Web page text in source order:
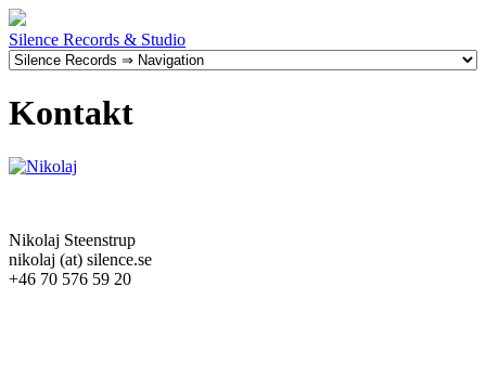
Silence Records & Studio
Kontakt
Nikolaj Steenstrup
nikolaj (at) silence.se
+46 70 576 59 20